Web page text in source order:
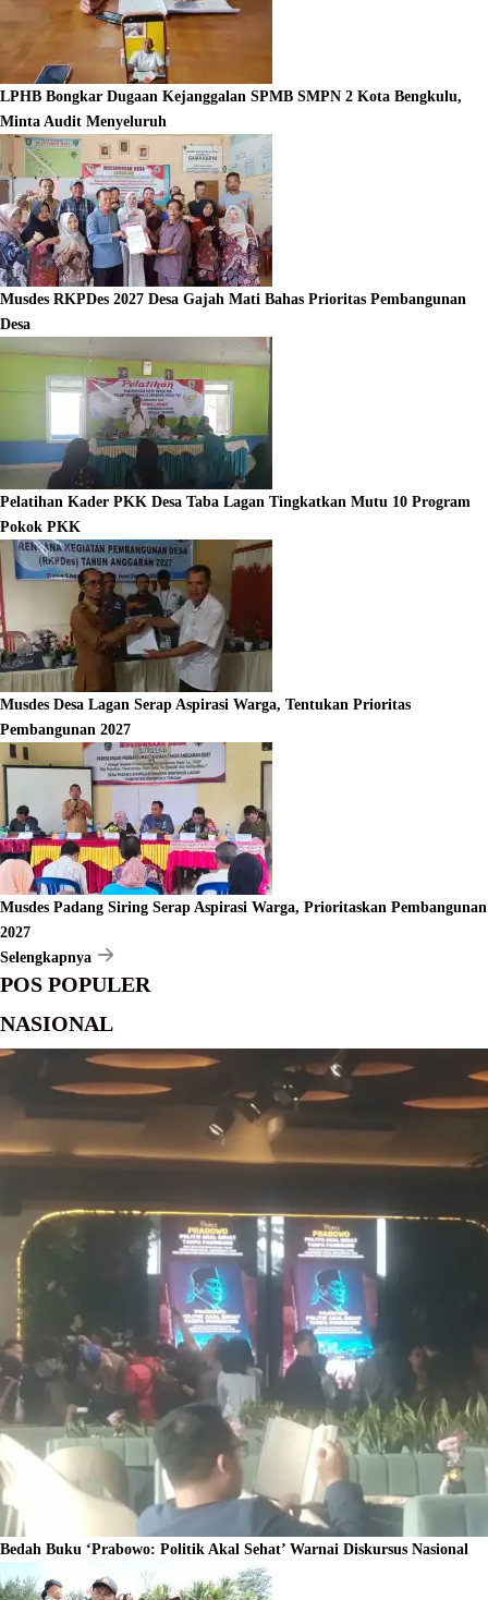
LPHB Bongkar Dugaan Kejanggalan SPMB SMPN 2 Kota Bengkulu,
Minta Audit Menyeluruh
Musdes RKPDes 2027 Desa Gajah Mati Bahas Prioritas Pembangunan
Desa
Pelatihan Kader PKK Desa Taba Lagan Tingkatkan Mutu 10 Program
Pokok PKK
Musdes Desa Lagan Serap Aspirasi Warga, Tentukan Prioritas
Pembangunan 2027
Musdes Padang Siring Serap Aspirasi Warga, Prioritaskan Pembangunan
2027
Selengkapnya
POS POPULER
NASIONAL
Bedah Buku ‘Prabowo: Politik Akal Sehat’ Warnai Diskursus Nasional